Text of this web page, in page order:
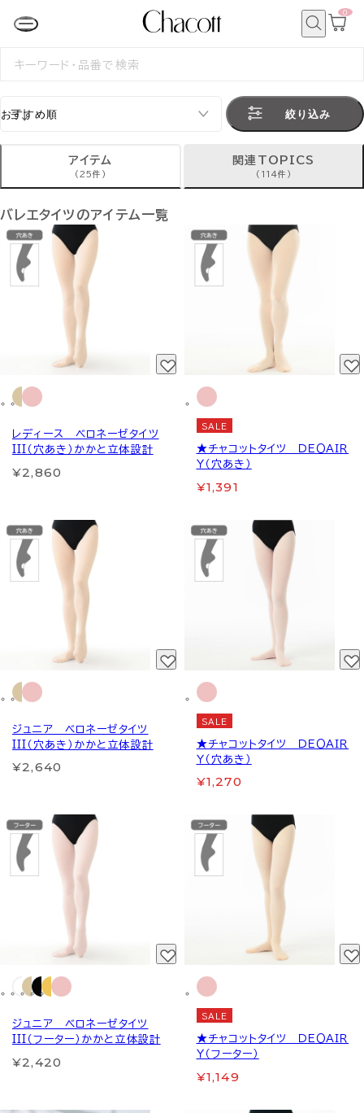
カ
0
検
絞り込み
アイテム
(25件)
関連TOPICS
(114件)
バレエタイツのアイテム一覧
レディース ベロネーゼタイツ
III（穴あき）かかと立体設計
¥2,860
SALE
★チャコットタイツ ＤＥＯＡＩＲ
Ｙ（穴あき）
¥1,391
ジュニア ベロネーゼタイツ
III（穴あき）かかと立体設計
¥2,640
SALE
★チャコットタイツ ＤＥＯＡＩＲ
Ｙ（穴あき）
¥1,270
ジュニア ベロネーゼタイツ
III（フーター）かかと立体設計
¥2,420
SALE
★チャコットタイツ ＤＥＯＡＩＲ
Ｙ（フーター）
¥1,149